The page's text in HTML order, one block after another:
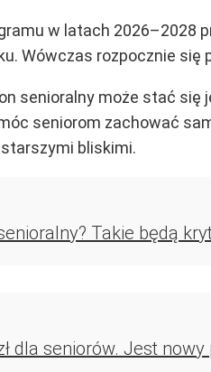
w latach 2026–2028
Wówczas rozpocznie się
senioralny może stać
seniorom zachować
bliskimi.
Takie będą
dla seniorów. Jest nowy